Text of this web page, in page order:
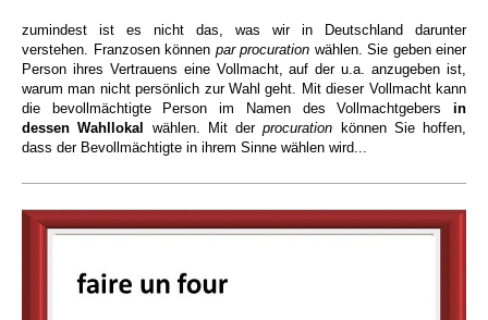
zumindest ist es nicht das, was wir in Deutschland darunter
verstehen. Franzosen können par procuration wählen. Sie geben einer
Person ihres Vertrauens eine Vollmacht, auf der u.a. anzugeben ist,
warum man nicht persönlich zur Wahl geht. Mit dieser Vollmacht kann
die bevollmächtigte Person im Namen des Vollmachtgebers in
dessen Wahllokal wählen. Mit derprocuration können Sie hoffen,
dass der Bevollmächtigte in ihrem Sinne wählen wird...